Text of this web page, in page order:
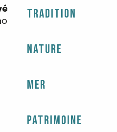
Tradition
Nature
Mer
Patrimoine
? Annoncez
site web en
de l'été